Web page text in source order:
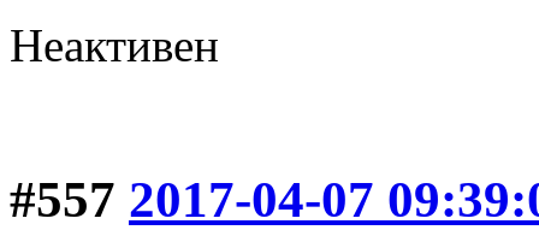
Неактивен
#557 2017-04-07